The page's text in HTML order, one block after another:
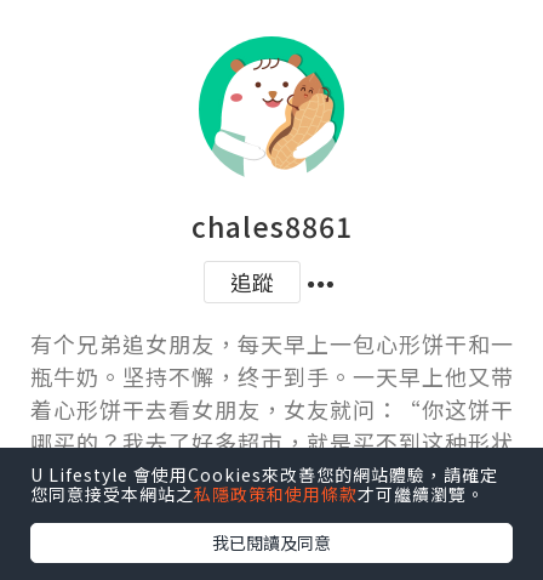
chales8861
追蹤
有个兄弟追女朋友，每天早上一包心形饼干和一
瓶牛奶。坚持不懈，终于到手。一天早上他又带
着心形饼干去看女朋友，女友就问：“你这饼干
哪买的？我去了好多超市，就是买不到这种形状
的。”他自豪道：“那当然找不到啦，这是我啃
出来的……”
U Lifestyle 會使用Cookies來改善您的網站體驗，請確定
您同意接受本網站之私隱政策和使用條款才可繼續瀏覽。
我已閱讀及同意